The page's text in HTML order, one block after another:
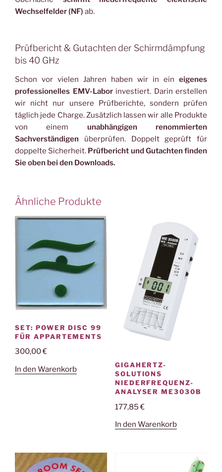
Wechselfelder (NF) ab.
Prüfbericht & Gutachten der Schirmdämpfung
bis 40 GHz
Schon vor vielen Jahren haben wir in ein eigenes
professionelles EMV-Labor investiert. Darin erstellen
wir nicht nur unsere Prüfberichte, sondern prüfen
täglich jede Charge. Zusätzlich lassen wir alle Produkte
von einem unabhängigen renommierten
Sachverständigen überprüfen. Doppelt geprüft für
doppelte Sicherheit. Prüfbericht und Gutachten finden
Sie oben bei den Downloads.
Ähnliche Produkte
SET: POWER DISC 99
FÜR APPARTEMENTS
300,00€
In den Warenkorb
GIGAHERTZ-
SOLUTIONS
NIEDERFREQUENZ-
ANALYSER ME3030B
177,85€
In den Warenkorb